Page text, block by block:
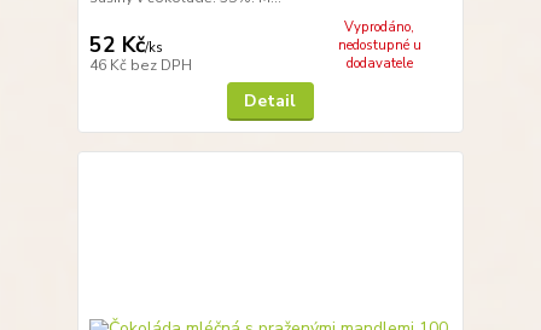
52 Kč/ks
46 Kč bez DPH
Vyprodáno,
nedostupné u
dodavatele
Detail